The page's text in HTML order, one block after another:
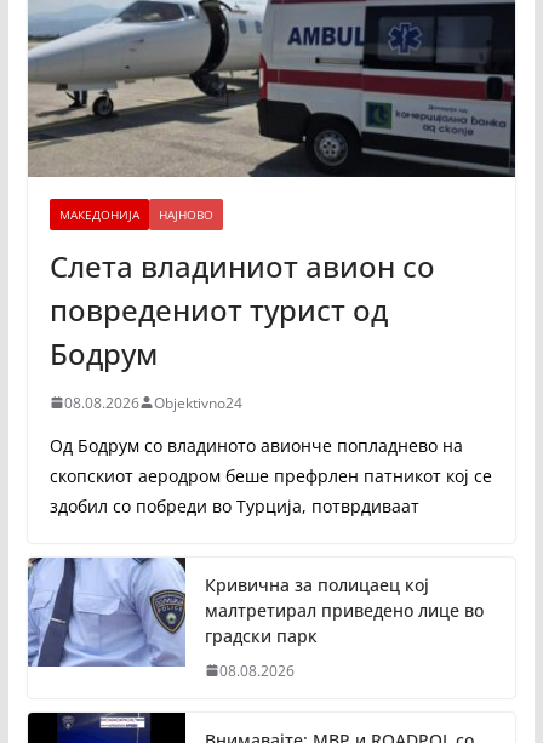
МАКЕДОНИЈА НАЈНОВО
Слета владиниот авион со
повредениот турист од
Бодрум
08.08.2026 Objektivno24
Од Бодрум со владиното авионче попладнево на
скопскиот аеродром беше префрлен патникот кој се
здобил со побреди во Турција, потврдиваат
Кривична за полицаец кој
малтретирал приведено лице во
градски парк
08.08.2026